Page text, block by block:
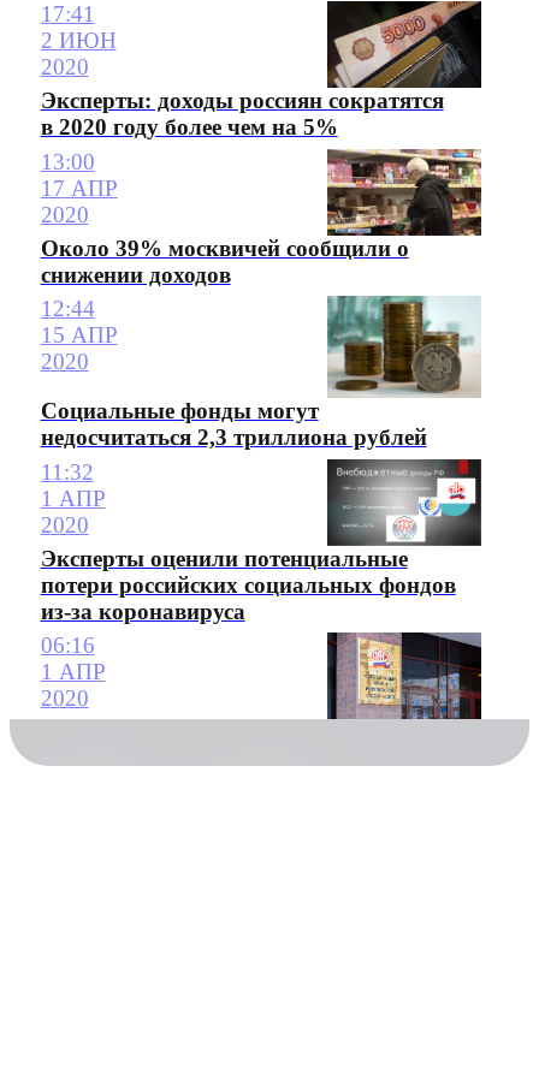
17:41
2 ИЮН
2020
Эксперты: доходы россиян сократятся
в 2020 году более чем на 5%
13:00
17 АПР
2020
Около 39% москвичей сообщили о
снижении доходов
12:44
15 АПР
2020
Социальные фонды могут
недосчитаться 2,3 триллиона рублей
11:32
1 АПР
2020
Эксперты оценили потенциальные
потери российских социальных фондов
из-за коронавируса
06:16
1 АПР
2020